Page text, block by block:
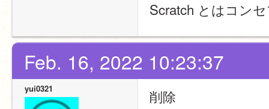
Scratch とはコン
Feb. 16, 2022 10:23:37
yui0321 削除